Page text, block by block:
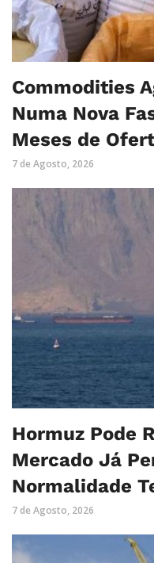
Commodities
Numa Nova
Meses de
7 de Agosto, 2026
Hormuz Pode
Mercado Já
Normalidade
7 de Agosto, 2026